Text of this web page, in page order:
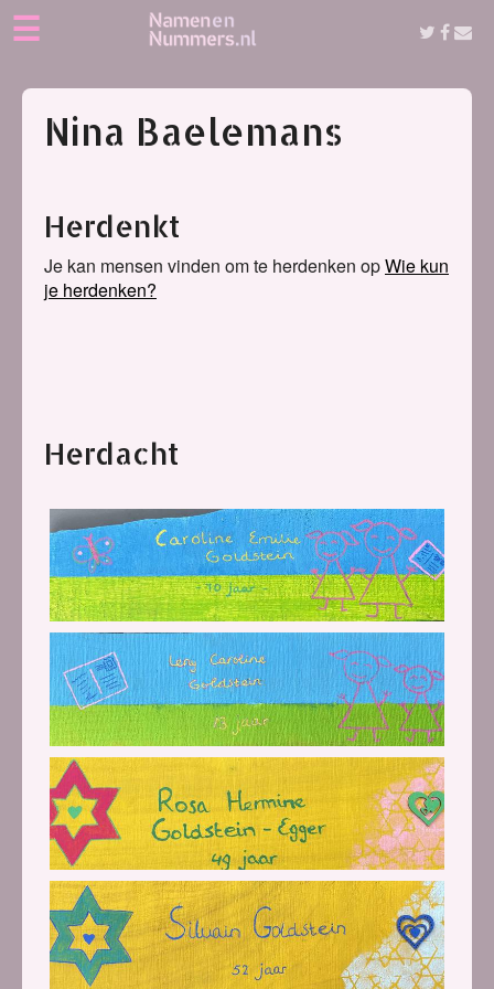
☰
Nina Baelemans
Herdenkt
Je kan mensen vinden om te herdenken opWie kun
je herdenken?
Herdacht